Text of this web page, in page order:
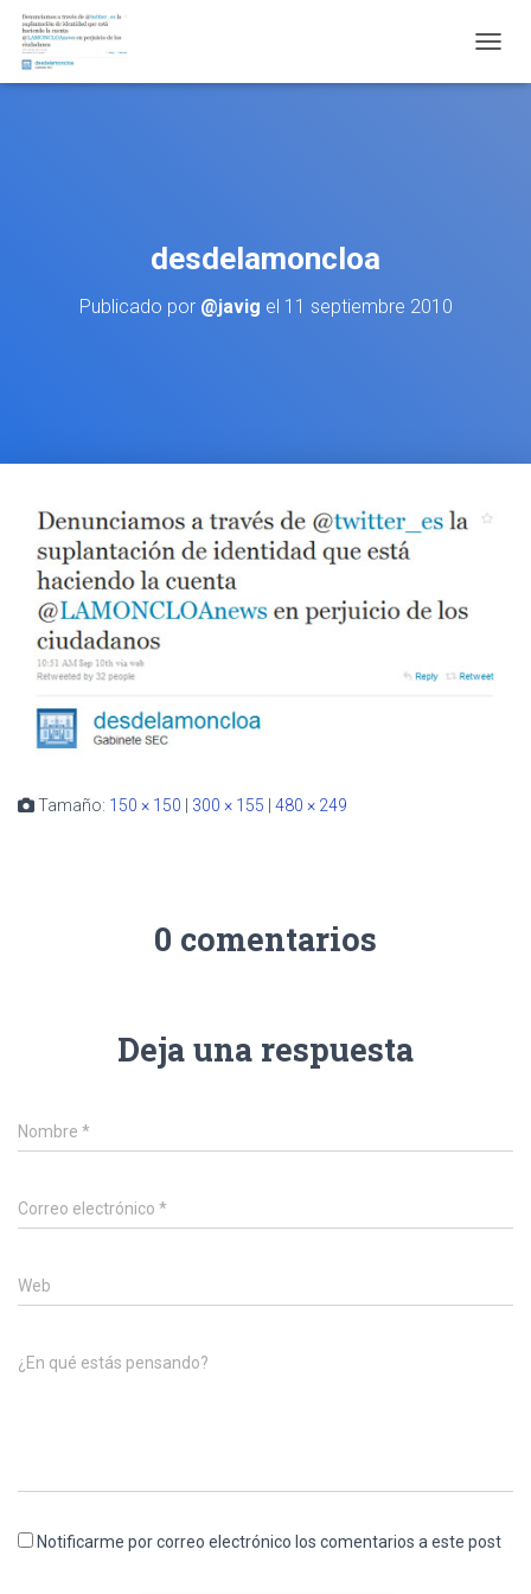
desdelamoncloa
Publicado por @javig el 11 septiembre 2010
Tamaño: 150 × 150 300 × 155 480 × 249
0 comentarios
Deja una respuesta
Nombre *
Correo electrónico *
Web
¿En qué estás pensando?
Notificarme por correo electrónico los comentarios a este post